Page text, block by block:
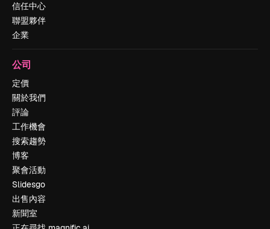
信任中心
聯盟夥伴
企業
公司
定價
關於我們
評論
工作機會
搜索趨勢
博客
聚會活動
Slidesgo
出售內容
新聞室